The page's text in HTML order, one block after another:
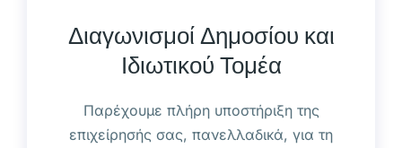
Διαγωνισμοί Δημοσίου και
Ιδιωτικού Τομέα
Παρέχουμε πλήρη υποστήριξη της
επιχείρησής σας, πανελλαδικά, για τη